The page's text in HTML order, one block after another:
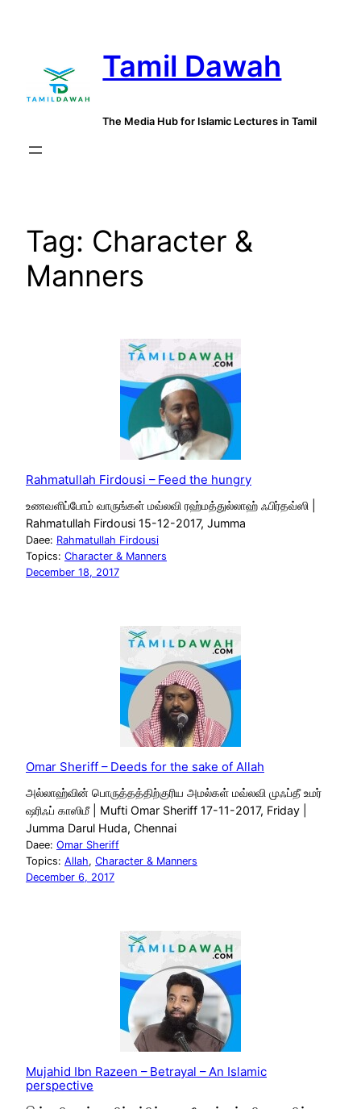
Tamil Dawah
The Media Hub for Islamic Lectures in Tamil
Tag: Character &
Manners
Rahmatullah Firdousi – Feed the hungry
உணவளிப்போம் வாருங்கள் மவ்லவி ரஹ்மத்துல்லாஹ் ஃபிர்தவ்ஸி |
Rahmatullah Firdousi 15-12-2017, Jumma
Daee: Rahmatullah Firdousi
Topics: Character & Manners
December 18, 2017
Omar Sheriff – Deeds for the sake of Allah
அல்லாஹ்வின் பொருத்தத்திற்குரிய அமல்கள் மவ்லவி முஃப்தீ உமர்
ஷரிஃப் காஸிமீ | Mufti Omar Sheriff 17-11-2017, Friday |
Jumma Darul Huda, Chennai
Daee: Omar Sheriff
Topics: Allah, Character & Manners
December 6, 2017
Mujahid Ibn Razeen – Betrayal – An Islamic
perspective